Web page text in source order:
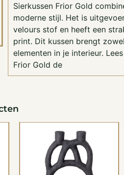
Sierkussen Frior Gold
moderne stijl. Het is
velours stof en heeft een
print. Dit kussen brengt
elementen in je interieur.
Frior Gold de